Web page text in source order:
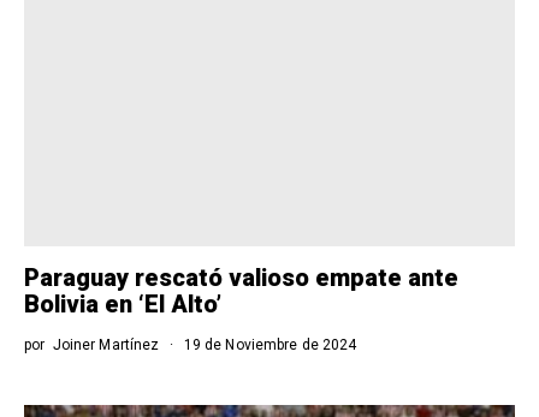
Paraguay rescató valioso empate ante
Bolivia en ‘El Alto’
por Joiner Martínez 19 de Noviembre de 2024